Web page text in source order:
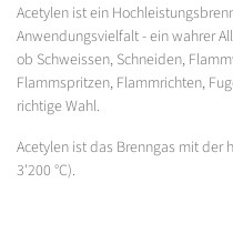
Acetylen ist ein
Anwendungsvielfalt - ein wahrer
ob Schweissen, Schneiden,
Flammspritzen, Flammrichten,
richtige Wahl.
Acetylen ist das Brenngas mit der
3'200 °C).